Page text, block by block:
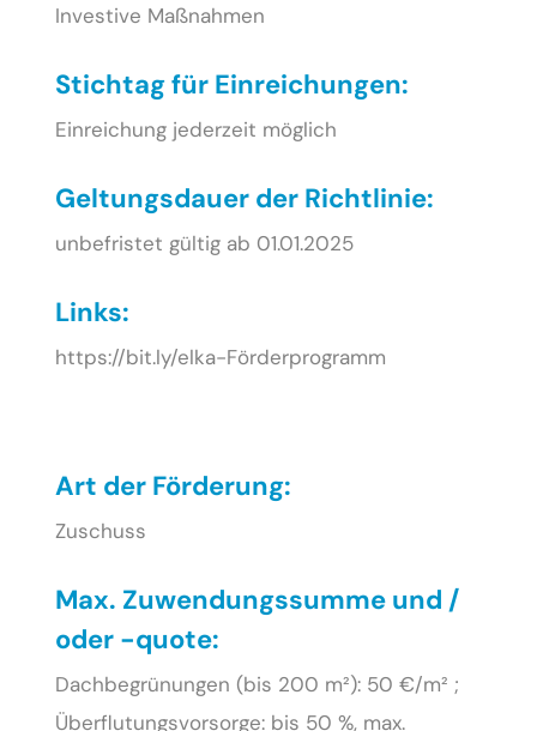
Investive Maßnahmen
Stichtag für Einreichungen:
Einreichung jederzeit möglich
Geltungsdauer der Richtlinie:
unbefristet gültig ab 01.01.2025
Links:
https://bit.ly/elka-Förderprogramm
Art der Förderung:
Zuschuss
Max. Zuwendungssumme und /
oder -quote:
Dachbegrünungen (bis 200 m²): 50 €/m² ;
Überflutungsvorsorge: bis 50 %, max.